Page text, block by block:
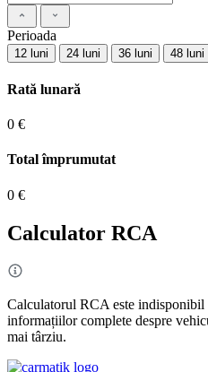
Perioada
12 luni 24 luni 36 luni 48 luni
Rată lunară
0 €
Total împrumutat
0 €
Calculator RCA
Calculatorul RCA este indisponibil
informațiilor complete despre
mai târziu.